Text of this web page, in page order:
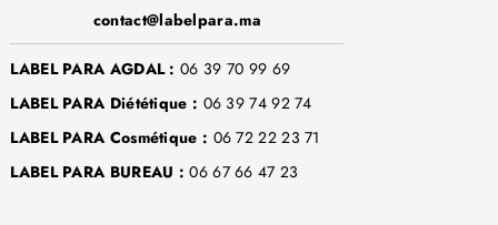
contact@labelpara.ma
LABEL PARA AGDAL : 06 39 70 99 69
LABEL PARA Diététique : 06 39 74 92 74
LABEL PARA Cosmétique : 06 72 22 23 71
LABEL PARA BUREAU : 06 67 66 47 23